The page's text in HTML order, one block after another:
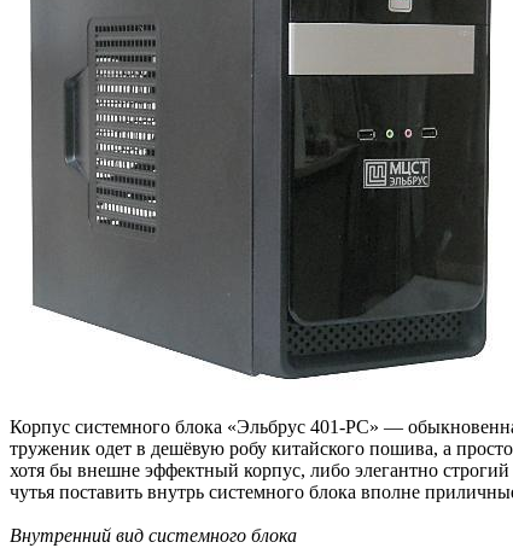
Корпус системного блока «Эльбрус 401‑PC» —
труженик одет в дешёвую робу китайского пошива, а
хотя бы внешне эффектный корпус, либо элегантно
чутья поставить внутрь системного блока вполне
Внутренний вид системного блока